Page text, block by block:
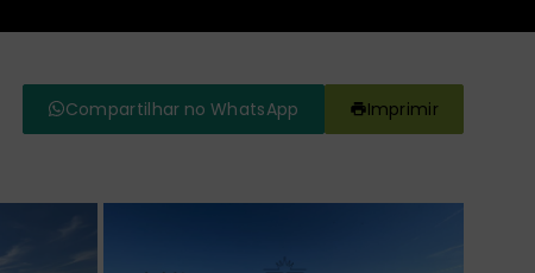
Compartilhar no WhatsApp Imprimir